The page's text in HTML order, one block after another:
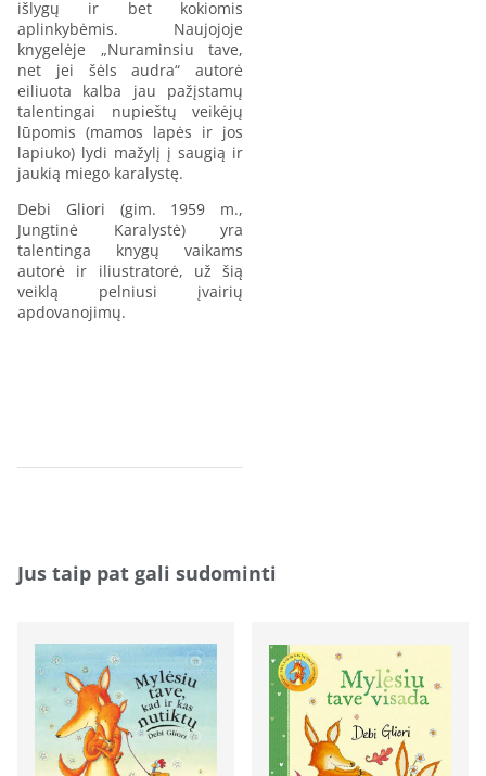
išlygų ir bet kokiomis
aplinkybėmis. Naujojoje
knygelėje „Nuraminsiu tave,
net jei šėls audra“ autorė
eiliuota kalba jau pažįstamų
talentingai nupieštų veikėjų
lūpomis (mamos lapės ir jos
lapiuko) lydi mažylį į saugią ir
jaukią miego karalystę.
Debi Gliori (gim. 1959 m.,
Jungtinė Karalystė) yra
talentinga knygų vaikams
autorė ir iliustratorė, už šią
veiklą pelniusi įvairių
apdovanojimų.
Jus taip pat gali sudominti